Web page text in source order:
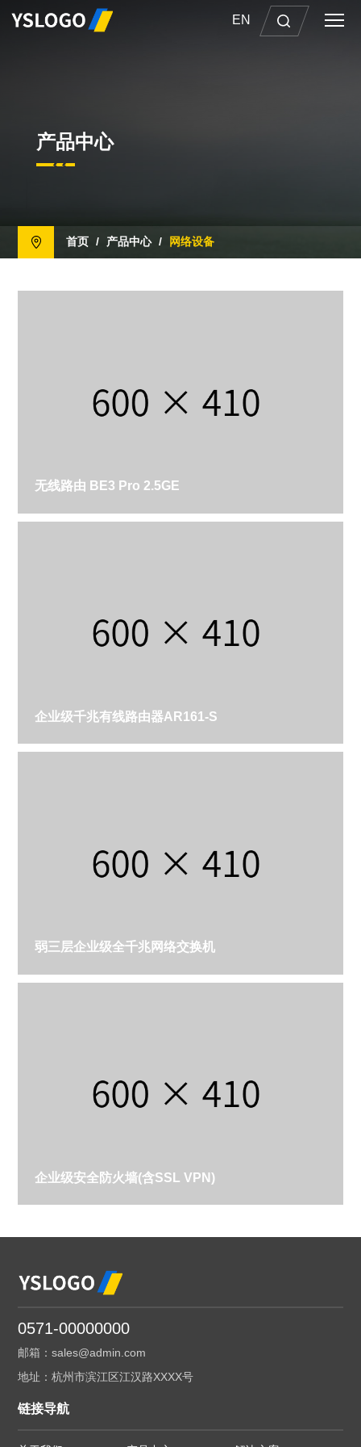
EN
产品中心
首页 / 产品中心 / 网络设备
无线路由 BE3 Pro 2.5GE
企业级千兆有线路由器AR161-S
弱三层企业级全千兆网络交换机
企业级安全防火墙(含SSL VPN)
0571-00000000
邮箱：sales@admin.com
地址：杭州市滨江区江汉路XXXX号
链接导航